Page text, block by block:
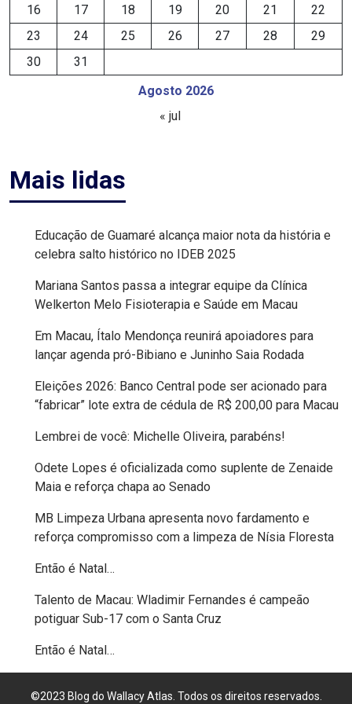
DO
RN
IMPOSTO
INDEPENDÊNCIA
DO
JOGOS
ESCOLARES
JOGOS
ESTUDANTIS
JUSTIÇA
DO
TRABALHO
JUSTIÇA
ELEITORAL
Agosto 2026
16
17 18 19 20 21
22
23
24 25 26 27 28
29
30
31
« jul
Mais lidas
Educação de Guamaré alcança maior nota da história e
celebra salto histórico no IDEB 2025
Mariana Santos passa a integrar equipe da Clínica
Welkerton Melo Fisioterapia e Saúde em Macau
Em Macau, Ítalo Mendonça reunirá apoiadores para
lançar agenda pró-Bibiano e Juninho Saia Rodada
Eleições 2026: Banco Central pode ser acionado para
“fabricar” lote extra de cédula de R$ 200,00 para Macau
Lembrei de você: Michelle Oliveira, parabéns!
Odete Lopes é oficializada como suplente de Zenaide
Maia e reforça chapa ao Senado
MB Limpeza Urbana apresenta novo fardamento e
reforça compromisso com a limpeza de Nísia Floresta
Então é Natal…
Talento de Macau: Wladimir Fernandes é campeão
potiguar Sub-17 com o Santa Cruz
Então é Natal…
©2023 Blog do Wallacy Atlas. Todos os direitos reservados.